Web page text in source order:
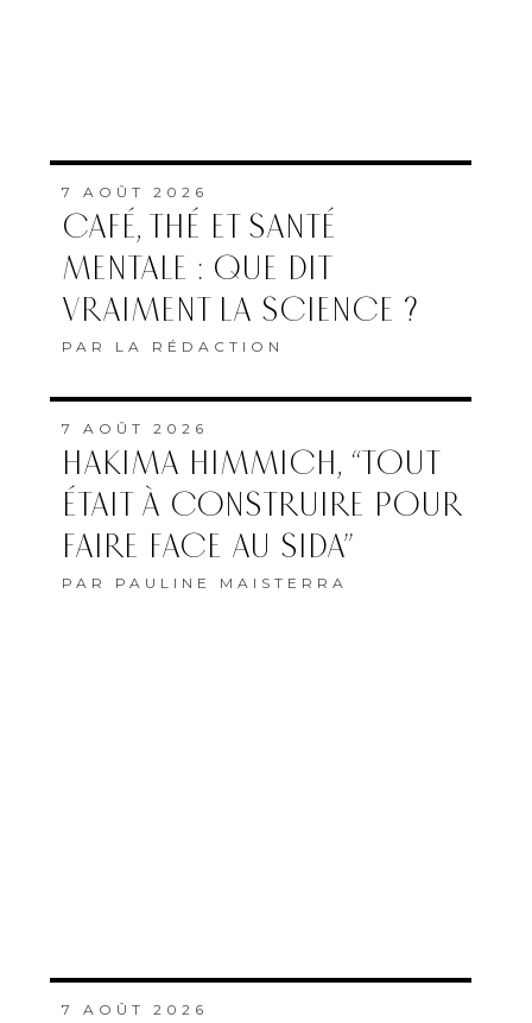
7 AOÛT 2026
CAFÉ, THÉ ET SANTÉ
MENTALE : QUE DIT
VRAIMENT LA SCIENCE ?
PAR LA RÉDACTION
7 AOÛT 2026
HAKIMA HIMMICH, “TOUT
ÉTAIT À CONSTRUIRE POUR
FAIRE FACE AU SIDA”
PAR PAULINE MAISTERRA
7 AOÛT 2026